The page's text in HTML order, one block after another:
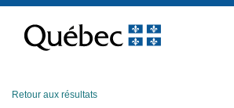
contenu
Retour aux résultats